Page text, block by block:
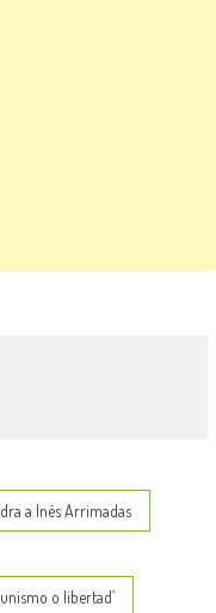
a Inés Arrimadas
o libertad’